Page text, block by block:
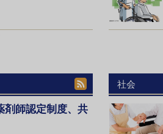
剤師認定制度、共
社会